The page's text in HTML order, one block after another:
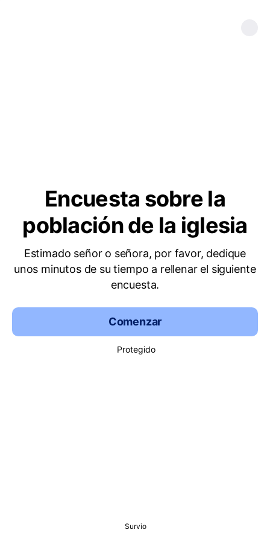
Encuesta sobre la
población de la iglesia
Estimado señor o señora, por favor, dedique
unos minutos de su tiempo a rellenar el siguiente
encuesta.
Comenzar
Protegido
Survio